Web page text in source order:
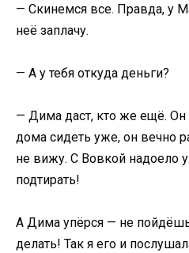
— Скинемся все. Правда, у
неё заплачу.
— А у тебя откуда деньги?
— Дима даст, кто же ещё. Он
дома сидеть уже, он вечно
не вижу. С Вовкой надоело
подтирать!
А Дима упёрся — не
делать! Так я его и